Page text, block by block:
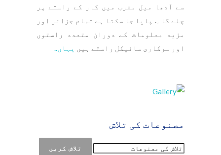
سے آدھا میل مغرب میں کار کے راستے پر
چلے گا۔. پایا جا سکتا ہے تمام جزائر اور
مزید معلومات کے دوران متعدد راستوں
اور سرکاری سائیکل راستے ہیں یہاں..
مصنوعات کی تلاش
تلاش کریں